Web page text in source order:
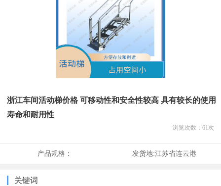
浙江车间活动梯价格 可移动性和安全性较高 具有较长的使用
寿命和耐用性
浏览次数： 61次
产品规格： 发货地:江苏省连云港
关键词